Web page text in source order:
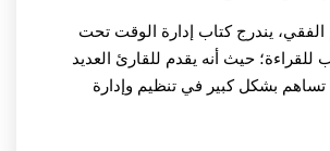
الفقي، يندرج كتاب إدارة الوقت تحت
للقراءة؛ حيث أنه يقدم للقارئ العديد
تساهم بشكل كبير في تنظيم وإدارة